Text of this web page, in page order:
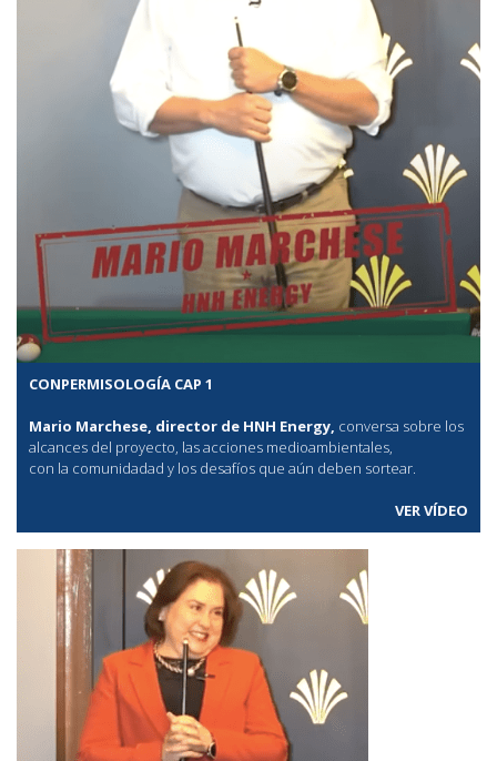
CONPERMISOLOGÍA CAP 1
Mario Marchese, director de HNH Energy, conversa sobre los
alcances del proyecto, las acciones medioambientales,
con la comunidadad y los desafíos que aún deben sortear.
VER VÍDEO